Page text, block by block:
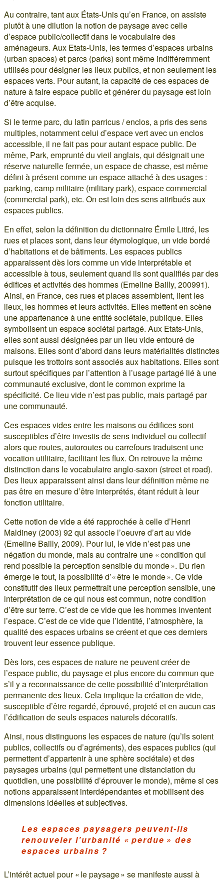
Au contraire, tant aux États-Unis qu’en France, on assiste
plutôt à une dilution la notion de paysage avec celle
d’espace public/collectif dans le vocabulaire des
aménageurs. Aux Etats-Unis, les termes d’espaces urbains
(urban spaces) et parcs (parks) sont même indifféremment
utilisés pour désigner les lieux publics, et non seulement les
espaces verts. Pour autant, la capacité de ces espaces de
nature à faire espace public et générer du paysage est loin
d’être acquise.
Si le terme parc, du latin parricus / enclos, a pris des sens
multiples, notamment celui d’espace vert avec un enclos
accessible, il ne fait pas pour autant espace public. De
même, Park, emprunté du vieil anglais, qui désignait une
réserve naturelle fermée, un espace de chasse, est même
défini à présent comme un espace attaché à des usages :
parking, camp militaire (military park), espace commercial
(commercial park), etc. On est loin des sens attribués aux
espaces publics.
En effet, selon la définition du dictionnaire Émile Littré, les
rues et places sont, dans leur étymologique, un vide bordé
d’habitations et de bâtiments. Les espaces publics
apparaissent dès lors comme un vide interprétable et
accessible à tous, seulement quand ils sont qualifiés par des
édifices et activités des hommes (Emeline Bailly, 200991).
Ainsi, en France, ces rues et places assemblent, lient les
lieux, les hommes et leurs activités. Elles mettent en scène
une appartenance à une entité sociétale, publique. Elles
symbolisent un espace sociétal partagé. Aux Etats-Unis,
elles sont aussi désignées par un lieu vide entouré de
maisons. Elles sont d’abord dans leurs matérialités distinctes
puisque les trottoirs sont associés aux habitations. Elles sont
surtout spécifiques par l’attention à l’usage partagé lié à une
communauté exclusive, dont le common exprime la
spécificité. Ce lieu vide n’est pas public, mais partagé par
une communauté.
Ces espaces vides entre les maisons ou édifices sont
susceptibles d’être investis de sens individuel ou collectif
alors que routes, autoroutes ou carrefours traduisent une
vocation utilitaire, facilitant les flux. On retrouve la même
distinction dans le vocabulaire anglo-saxon (street et road).
Des lieux apparaissent ainsi dans leur définition même ne
pas être en mesure d’être interprétés, étant réduit à leur
fonction utilitaire.
Cette notion de vide a été rapprochée à celle d’Henri
Maldiney (2003) 92 qui associe l’oeuvre d’art au vide
(Emeline Bailly, 2009). Pour lui, le vide n’est pas une
négation du monde, mais au contraire une « condition qui
rend possible la perception sensible du monde ». Du rien
émerge le tout, la possibilité d’« être le monde ». Ce vide
constitutif des lieux permettrait une perception sensible, une
interprétation de ce qui nous est commun, notre condition
d’être sur terre. C’est de ce vide que les hommes inventent
l’espace. C’est de ce vide que l’identité, l’atmosphère, la
qualité des espaces urbains se créent et que ces derniers
trouvent leur essence publique.
Dès lors, ces espaces de nature ne peuvent créer de
l’espace public, du paysage et plus encore du commun que
s’il y a reconnaissance de cette possibilité d’interprétation
permanente des lieux. Cela implique la création de vide,
susceptible d’être regardé, éprouvé, projeté et en aucun cas
l’édification de seuls espaces naturels décoratifs.
Ainsi, nous distinguons les espaces de nature (qu’ils soient
publics, collectifs ou d’agréments), des espaces publics (qui
permettent d’appartenir à une sphère sociétale) et des
paysages urbains (qui permettent une distanciation du
quotidien, une possibilité d’éprouver le monde), même si ces
notions apparaissent interdépendantes et mobilisent des
dimensions idéelles et subjectives.
Les espaces paysagers peuvent-ils
renouveler l’urbanité « perdue » des
espaces urbains ?
L’intérêt actuel pour « le paysage » se manifeste aussi à